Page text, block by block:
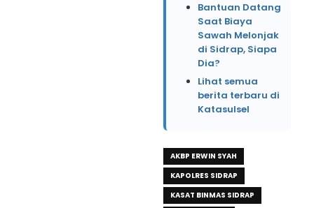
Bantuan Datang
Saat Biaya
Sawah Melonjak
di Sidrap, Siapa
Dia?
Lihat semua
berita terbaru di
Katasulsel
AKBP ERWIN SYAH
KAPOLRES SIDRAP
KASAT BINMAS SIDRAP